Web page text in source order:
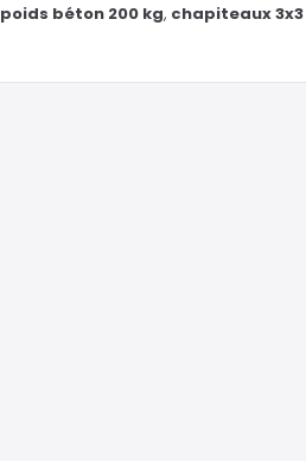
poids béton 200 kg, chapiteaux 3x3